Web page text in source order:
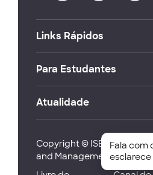
Links Rápidos
Para Estudantes
Atualidade
Copyright © ISEG Lisbon
and Management 2026
Fala com
esclarece